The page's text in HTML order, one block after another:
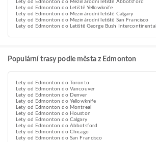
Lety od Edmonton do Mezinárodní letiště Abbotsford
Lety od Edmonton do Letiště Yellowknife
Lety od Edmonton do Mezinárodní letiště Calgary
Lety od Edmonton do Mezinárodní letiště San Francisco
Lety od Edmonton do Letiště George Bush Intercontinental
Populární trasy podle města z Edmonton
Lety od Edmonton do Toronto
Lety od Edmonton do Vancouver
Lety od Edmonton do Denver
Lety od Edmonton do Yellowknife
Lety od Edmonton do Montreal
Lety od Edmonton do Houston
Lety od Edmonton do Calgary
Lety od Edmonton do Abbotsford
Lety od Edmonton do Chicago
Lety od Edmonton do San Francisco